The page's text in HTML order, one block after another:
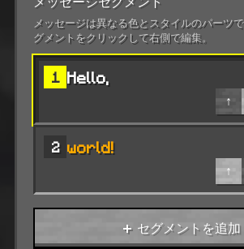
メッセージは異なる色とスタイルのパーツ
グメントをクリックして右側で編集。
1 Hello,
↑
2 world!
↑
+ セグメントを追加